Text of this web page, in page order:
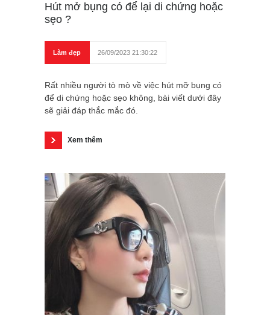
Hút mở bụng có để lại di chứng hoặc
sẹo ?
Làm đẹp 26/09/2023 21:30:22
Rất nhiều người tò mò về việc hút mỡ bụng có
để di chứng hoặc sẹo không, bài viết dưới đây
sẽ giải đáp thắc mắc đó.
Xem thêm